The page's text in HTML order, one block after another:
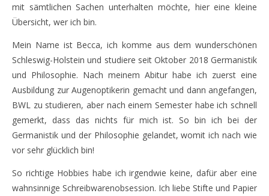
mit sämtlichen Sachen unterhalten möchte, hier eine kleine
Übersicht, wer ich bin.
Mein Name ist Becca, ich komme aus dem wunderschönen
Schleswig-Holstein und studiere seit Oktober 2018 Germanistik
und Philosophie. Nach meinem Abitur habe ich zuerst eine
Ausbildung zur Augenoptikerin gemacht und dann angefangen,
BWL zu studieren, aber nach einem Semester habe ich schnell
gemerkt, dass das nichts für mich ist. So bin ich bei der
Germanistik und der Philosophie gelandet, womit ich nach wie
vor sehr glücklich bin!
So richtige Hobbies habe ich irgendwie keine, dafür aber eine
wahnsinnige Schreibwarenobsession. Ich liebe Stifte und Papier